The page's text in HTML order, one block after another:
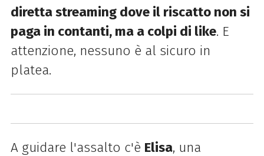
diretta streaming dove il riscatto non si
paga in contanti, ma a colpi di like. E
attenzione, nessuno è al sicuro in
platea.
A guidare l'assalto c'è Elisa, una